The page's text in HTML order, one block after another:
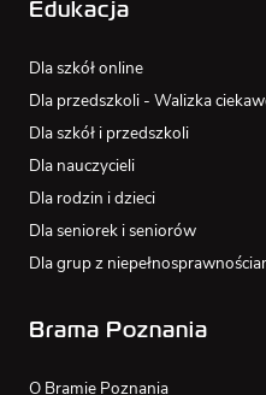
Edukacja
Dla szkół online
Dla przedszkoli - Walizka
Dla szkół i przedszkoli
Dla nauczycieli
Dla rodzin i dzieci
Dla seniorek i seniorów
Dla grup z
Brama Poznania
O Bramie Poznania